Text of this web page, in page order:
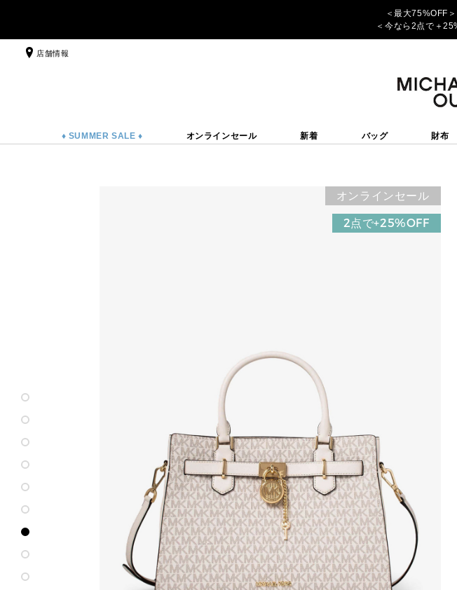
＜最大75%OFF
＜今なら2点で＋
店舗情報
♦ SUMMER SALE ♦ オンラインセール 新着 バッグ 財布
オンラインセール
2点で+25%OFF